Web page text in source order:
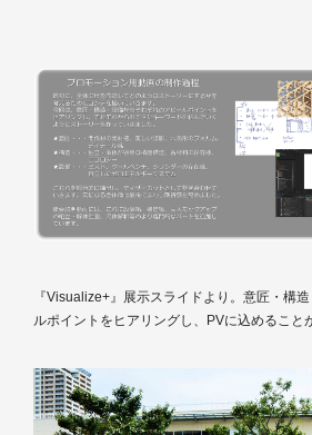
『Visualize+』展示スライドより。意匠・構
ルポイントをヒアリングし、PVに込めること